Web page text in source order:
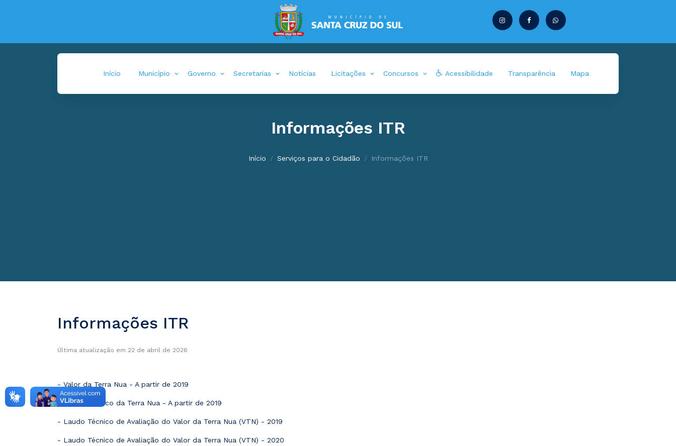
Início Município Governo Secretarias Notícias Licitações Concursos Acessibilidade Transparência Mapa
Informações ITR
Início Serviços para o Cidadão Informações ITR
Informações ITR
Última atualização em 22 de abril de 2026
- Valor da Terra Nua - A partir de 2019
- Laudo Técnico da Terra Nua - A partir de 2019
- Laudo Técnico de Avaliação do Valor da Terra Nua (VTN) - 2019
- Laudo Técnico de Avaliação do Valor da Terra Nua (VTN) - 2020